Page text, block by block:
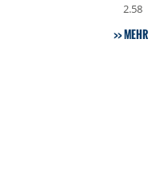
2.58
MEHR